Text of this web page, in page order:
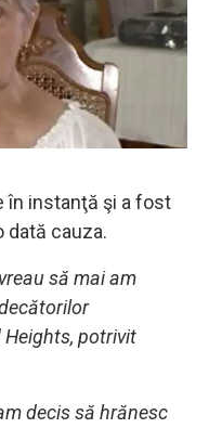
în instanţă şi a fost
dată cauza.
să mai am
potrivit
decis să hrănesc